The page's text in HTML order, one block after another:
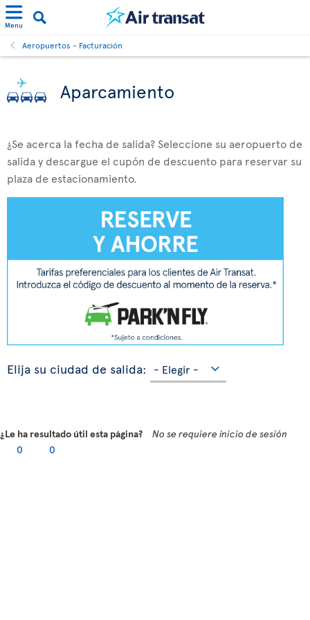
Menu
Aeropuertos - Facturación
Aparcamiento
¿Se acerca la fecha de salida? Seleccione su aeropuerto de
salida y descargue el cupón de descuento para reservar su
plaza de estacionamiento.
Elija su ciudad de salida:
¿Le ha resultado útil esta página?
No se requiere inicio de sesión
0
0